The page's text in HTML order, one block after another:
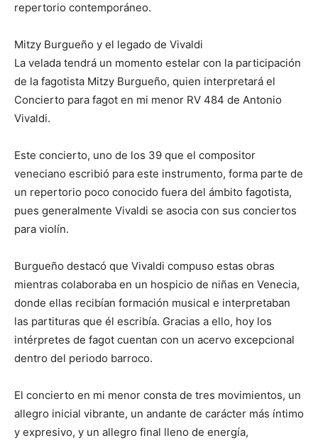
repertorio contemporáneo.
Mitzy Burgueño y el legado de Vivaldi
La velada tendrá un momento estelar con la participación
de la fagotista Mitzy Burgueño, quien interpretará el
Concierto para fagot en mi menor RV 484 de Antonio
Vivaldi.
Este concierto, uno de los 39 que el compositor
veneciano escribió para este instrumento, forma parte de
un repertorio poco conocido fuera del ámbito fagotista,
pues generalmente Vivaldi se asocia con sus conciertos
para violín.
Burgueño destacó que Vivaldi compuso estas obras
mientras colaboraba en un hospicio de niñas en Venecia,
donde ellas recibían formación musical e interpretaban
las partituras que él escribía. Gracias a ello, hoy los
intérpretes de fagot cuentan con un acervo excepcional
dentro del periodo barroco.
El concierto en mi menor consta de tres movimientos, un
allegro inicial vibrante, un andante de carácter más íntimo
y expresivo, y un allegro final lleno de energía,